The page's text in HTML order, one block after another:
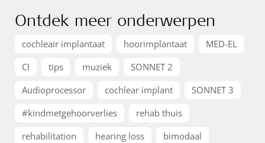
Ontdek meer onderwerpen
cochleair implantaat hoorimplantaat
MED-EL
CI
tips muziek
SONNET 2
Audioprocessor
cochlear implant
SONNET 3
#kindmetgehoorverlies
rehab thuis
rehabilitation
hearing loss
bimodaal